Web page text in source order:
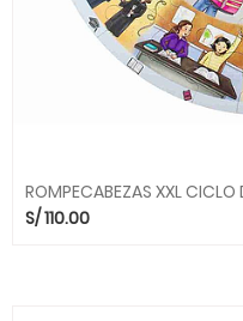
ROMPECABEZAS XXL CICLO
S/110.00